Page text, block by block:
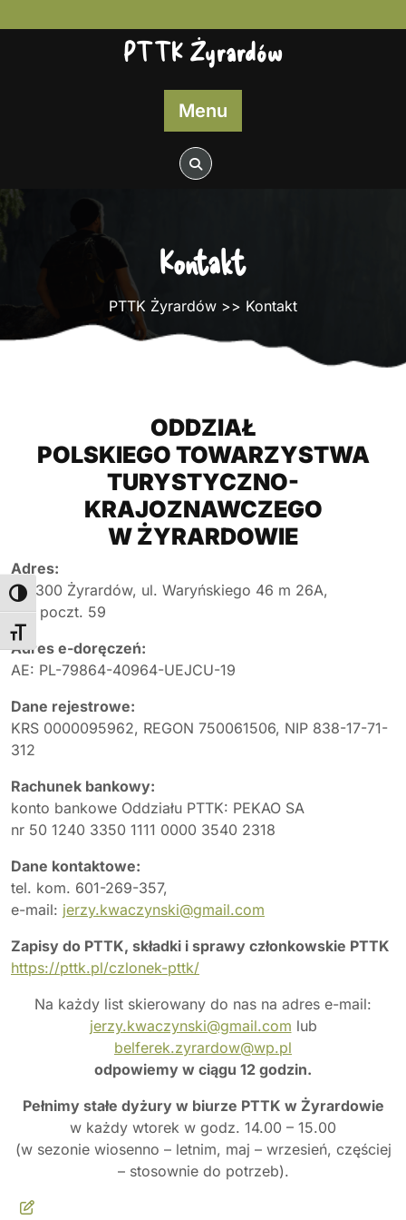
Toggle High Contrast
Toggle Font size
to
PTTK Żyrardów
Menu
Kontakt
PTTK Żyrardów >> Kontakt
ODDZIAŁ
POLSKIEGO TOWARZYSTWA
TURYSTYCZNO-
KRAJOZNAWCZEGO
W ŻYRARDOWIE
Adres:
96-300 Żyrardów, ul. Waryńskiego 46 m 26A,
skr. poczt. 59
Adres e-doręczeń:
AE: PL-79864-40964-UEJCU-19
Dane rejestrowe:
KRS 0000095962, REGON 750061506, NIP 838-17-71-
312
Rachunek bankowy:
konto bankowe Oddziału PTTK: PEKAO SA
nr 50 1240 3350 1111 0000 3540 2318
Dane kontaktowe:
tel. kom. 601-269-357,
e-mail: jerzy.kwaczynski@gmail.com
Zapisy do PTTK, składki i sprawy członkowskie PTTK
https://pttk.pl/czlonek-pttk/
Na każdy list skierowany do nas na adres e-mail:
jerzy.kwaczynski@gmail.com lub
belferek.zyrardow@wp.pl
odpowiemy w ciągu 12 godzin.
Pełnimy stałe dyżury w biurze PTTK w Żyrardowie
w każdy wtorek w godz. 14.00 – 15.00
(w sezonie wiosenno – letnim, maj – wrzesień, częściej
– stosownie do potrzeb).